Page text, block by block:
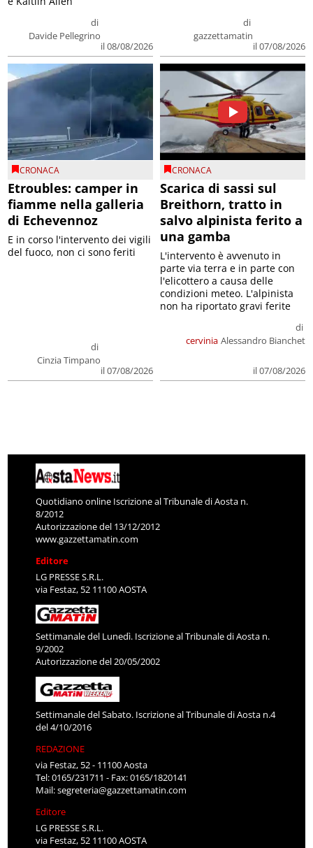
di
Davide Pellegrino
il 08/08/2026
di
gazzettamatin
il 07/08/2026
CRONACA
Etroubles: camper in
fiamme nella galleria
di Echevennoz
di
Cinzia Timpano
il 07/08/2026
E in corso l'intervento dei vigili
del fuoco, non ci sono feriti
CRONACA
Scarica di sassi sul
Breithorn, tratto in
salvo alpinista ferito a
una gamba
cervinia
di
Alessandro Bianchet
il 07/08/2026
L'intervento è avvenuto in
parte via terra e in parte con
l'elicottero a causa delle
condizioni meteo. L'alpinista
non ha riportato gravi ferite
Quotidiano online Iscrizione al Tribunale di Aosta n.
8/2012
Autorizzazione del 13/12/2012
www.gazzettamatin.com
Editore
LG PRESSE S.R.L.
via Festaz, 52 11100 AOSTA
Settimanale del Lunedì. Iscrizione al Tribunale di Aosta n.
9/2002
Autorizzazione del 20/05/2002
Settimanale del Sabato. Iscrizione al Tribunale di Aosta n.4
del 4/10/2016
REDAZIONE
via Festaz, 52 - 11100 Aosta
Tel: 0165/231711 - Fax: 0165/1820141
Mail:segreteria@gazzettamatin.com
Editore
LG PRESSE S.R.L.
via Festaz, 52 11100 AOSTA